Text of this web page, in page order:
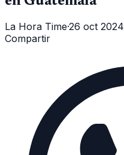
La Hora Time·26 oct 2024
Compartir